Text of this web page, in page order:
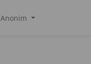
Anonim